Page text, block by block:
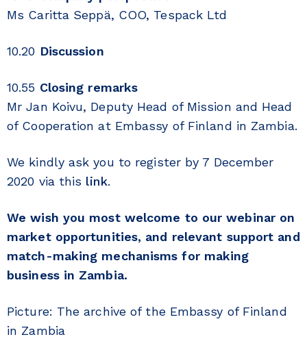
Ms Caritta Seppä, COO, Tespack Ltd
10.20 Discussion
10.55 Closing remarks
Mr Jan Koivu, Deputy Head of Mission and Head
of Cooperation at Embassy of Finland in Zambia.
We kindly ask you to register by 7 December
2020 via this link.
We wish you most welcome to our webinar on
market opportunities, and relevant support and
match-making mechanisms for making
business in Zambia.
Picture: The archive of the Embassy of Finland
in Zambia